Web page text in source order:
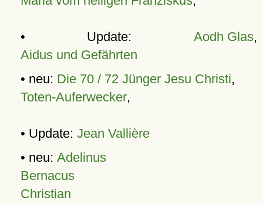
• Update: Aodh Glas,
Aidus und Gefährten
• neu: Die 70 / 72 Jünger Jesu Christi,
Toten-Auferwecker,
• Update: Jean Vallière
• neu: Adelinus
Bernacus
Christian